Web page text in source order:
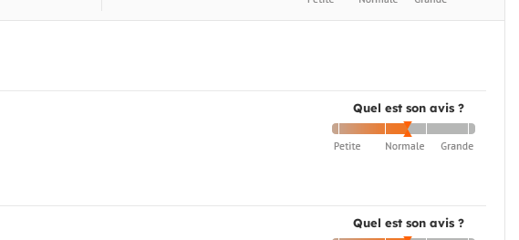
Quel est son avis ?
Quel est son avis ?